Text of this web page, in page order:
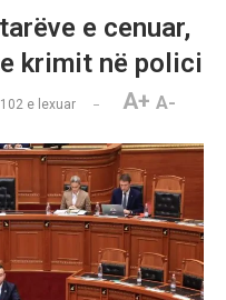
e cenuar,
krimit në polici
e lexuar A+ A-